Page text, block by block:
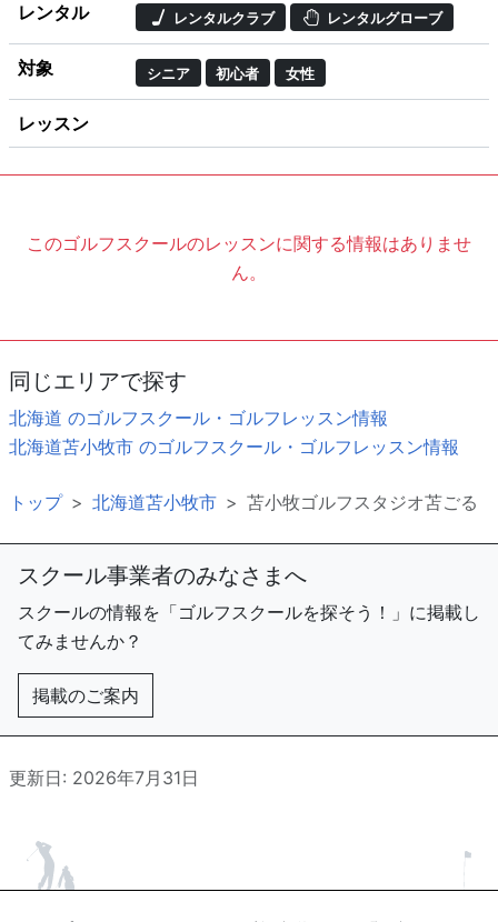
レンタル レンタルクラブ レンタルグローブ
対象 シニア 初心者 女性
レッスン
このゴルフスクールのレッスンに関する情報はありませ
ん。
同じエリアで探す
北海道 のゴルフスクール・ゴルフレッスン情報
北海道苫小牧市 のゴルフスクール・ゴルフレッスン情報
トップ 北海道苫小牧市 苫小牧ゴルフスタジオ苫ごる
スクール事業者のみなさまへ
スクールの情報を「ゴルフスクールを探そう！」に掲載し
てみませんか？
掲載のご案内
更新日: 2026年7月31日